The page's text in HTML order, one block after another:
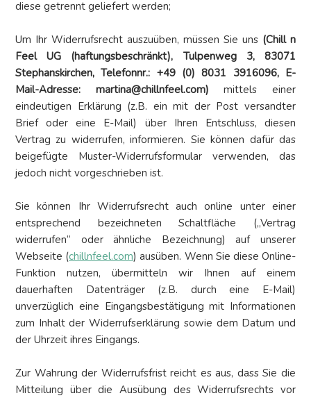
diese getrennt geliefert werden;
Um Ihr Widerrufsrecht auszuüben, müssen Sie uns (Chill n
Feel UG (haftungsbeschränkt), Tulpenweg 3, 83071
Stephanskirchen, Telefonnr.: +49 (0) 8031 3916096, E-
Mail-Adresse: martina@chillnfeel.com) mittels einer
eindeutigen Erklärung (z.B. ein mit der Post versandter
Brief oder eine E-Mail) über Ihren Entschluss, diesen
Vertrag zu widerrufen, informieren. Sie können dafür das
beigefügte Muster-Widerrufsformular verwenden, das
jedoch nicht vorgeschrieben ist.
Sie können Ihr Widerrufsrecht auch online unter einer
entsprechend bezeichneten Schaltfläche („Vertrag
widerrufen“ oder ähnliche Bezeichnung) auf unserer
Webseite (chillnfeel.com) ausüben. Wenn Sie diese Online-
Funktion nutzen, übermitteln wir Ihnen auf einem
dauerhaften Datenträger (z.B. durch eine E-Mail)
unverzüglich eine Eingangsbestätigung mit Informationen
zum Inhalt der Widerrufserklärung sowie dem Datum und
der Uhrzeit ihres Eingangs.
Zur Wahrung der Widerrufsfrist reicht es aus, dass Sie die
Mitteilung über die Ausübung des Widerrufsrechts vor